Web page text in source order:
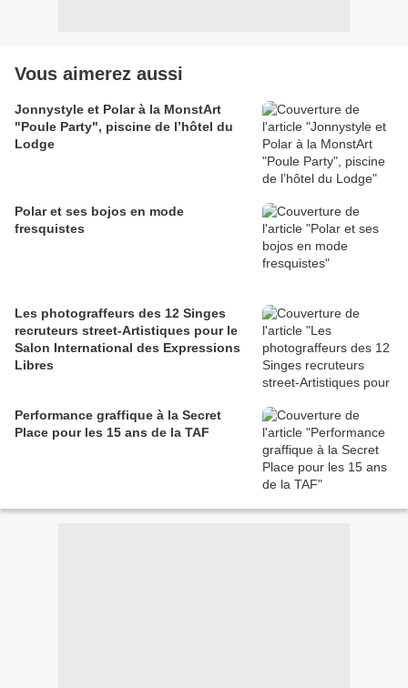
Vous aimerez aussi
Jonnystyle et Polar à la MonstArt
"Poule Party", piscine de l’hôtel du
Lodge
Polar et ses bojos en mode
fresquistes
Les photograffeurs des 12 Singes
recruteurs street-Artistiques pour le
Salon International des Expressions
Libres
Performance graffique à la Secret
Place pour les 15 ans de la TAF